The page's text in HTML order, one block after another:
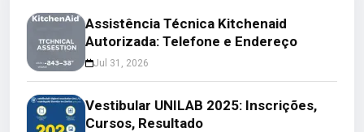
Assistência Técnica Kitchenaid
Autorizada: Telefone e Endereço
Jul 31, 2026
Vestibular UNILAB 2025: Inscrições,
Cursos, Resultado